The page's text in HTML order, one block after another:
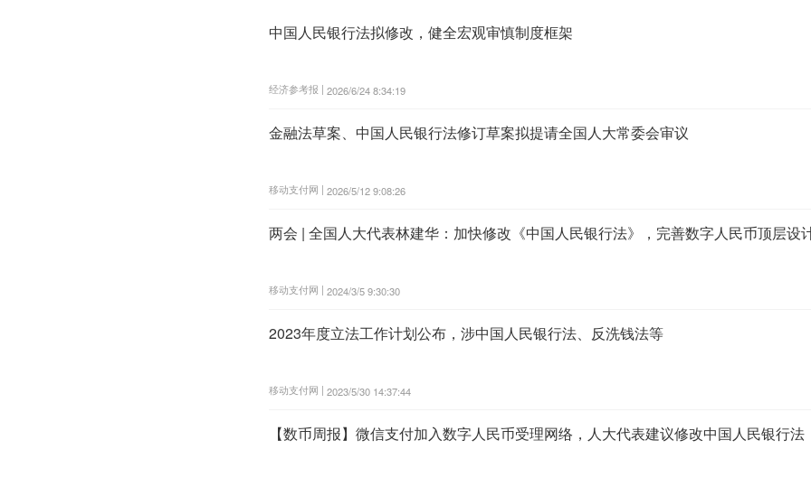
中国人民银行法拟修改，健全宏观审慎制度框架
经济参考报 | 2026/6/24 8:34:19
金融法草案、中国人民银行法修订草案拟提请全国人大常委会审议
移动支付网 | 2026/5/12 9:08:26
两会 | 全国人大代表林建华：加快修改《中国人民银行法》，完善数字人民币顶层设
移动支付网 | 2024/3/5 9:30:30
2023年度立法工作计划公布，涉中国人民银行法、反洗钱法等
移动支付网 | 2023/5/30 14:37:44
【数币周报】微信支付加入数字人民币受理网络，人大代表建议修改中国人民银行法